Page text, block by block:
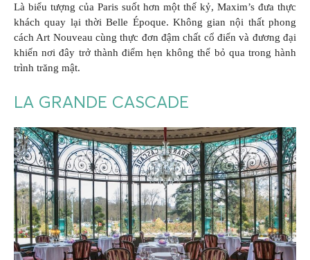
Là biểu tượng của Paris suốt hơn một thế kỷ, Maxim’s đưa thực
khách quay lại thời Belle Époque. Không gian nội thất phong
cách Art Nouveau cùng thực đơn đậm chất cổ điển và đương đại
khiến nơi đây trở thành điểm hẹn không thể bỏ qua trong hành
trình trăng mật.
LA GRANDE CASCADE